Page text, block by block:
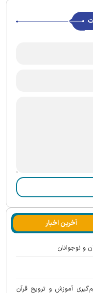
آخرین اخبار
و نوجوانان
آموزش و ترویج قرآن